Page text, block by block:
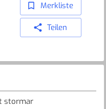
Merkliste
Teilen
stormar